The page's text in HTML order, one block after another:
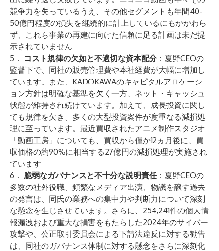
競争力を失っているうえ、その他セグメントも年間40-
50億円程度の損失を継続的に計上しているにもかかわら
ず、これら事業の再建に向けた信頼に足る計画は未だ提
示されていません
5． コスト規律の欠如と不適切な資本配分：夏野CEOの
監督下で、同社の販売管理費や本社経費が大幅に増加し
ています。また、KADOKAWAのキャピタルアロケーシ
ョン方針は明確な基準を欠く一方、ネット・キャッシュ
状態が維持され続けています。加えて、成長投資に関し
ても規律を欠き、多くの大型投資案件が度重なる減損処
理に至っています。最近買収されたアニメ制作スタジオ
「動画工房」についても、買収から僅か12ヵ月後に、買
収価格の約90%に相当する27億円の減損処理が実施され
ています
6． 脆弱なガバナンスと不十分な説明責任：夏野CEOの
多数の社外役職、頻繁なメディア出演、物議を醸す過去
の発言は、同氏の業務への集中力や判断力について深刻
な懸念を生じさせています。さらに、254,241件の個人情
報漏洩および重大な損害をもたらした2024年のサイバー
攻撃や、公正取引委員会による下請法違反に対する勧告
は、同社のガバナンス体制に対する懸念をさらに深刻化